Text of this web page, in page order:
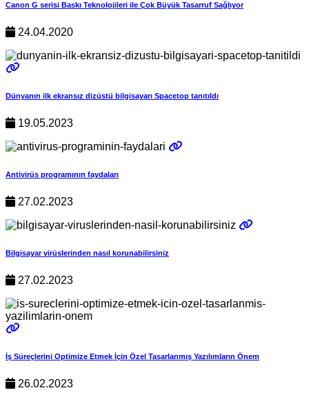
Canon G serisi Baskı Teknolojileri ile Çok Büyük Tasarruf Sağlıyor
24.04.2020
Dünyanın ilk ekransız dizüstü bilgisayarı Spacetop tanıtıldı
19.05.2023
Antivirüs programının faydaları
27.02.2023
Bilgisayar virüslerinden nasıl korunabilirsiniz
27.02.2023
İş Süreçlerini Optimize Etmek İçin Özel Tasarlanmış Yazılımların Önem
26.02.2023